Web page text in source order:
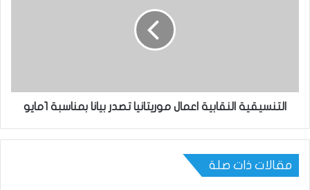
التنسيقية النقابية اعمال موريتانيا تصدر بيانا بمناسبة 1مايو
مقالات ذات صلة